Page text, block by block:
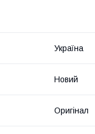
Україна
Новий
Оригінал